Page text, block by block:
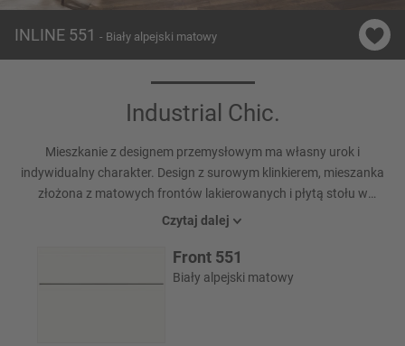
INLINE 551 - Biały alpejski matowy
Industrial Chic.
Mieszkanie z designem przemysłowym ma własny urok i
indywidualny charakter. Design z surowym klinkierem, mieszanka
złożona z matowych frontów lakierowanych i płytą stołu w
kolorze 'Biały alpejski' oraz podłoga z drewna naturalnego
przeprowadzić się do hali magazynowej, żeby przeżyć
przemysłową elegancję. Nasze wykładziny niszy z nadrukiem
Czytaj dalej
Front 551
Biały alpejski matowy